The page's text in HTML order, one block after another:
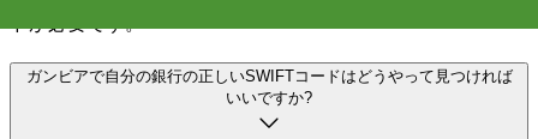
ドが必要です。
ガンビアで自分の銀行の正しいSWIFTコードはどうやって見つければ
いいですか?